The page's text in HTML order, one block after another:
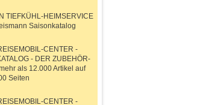
TIEFKÜHL-HEIMSERVICE
Saisonkatalog
CENTER -
- DER ZUBEHÖR-
als 12.000 Artikel auf
Seiten
CENTER -